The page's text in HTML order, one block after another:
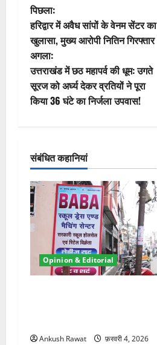
पो
स्ट
ने
वि
न
पिछला:
हरिद्वार में अवैध सांपों के वेनम सेंटर का
खुलासा, मुख्य आरोपी नितिन गिरफ्तार
अगला:
उत्तराखंड में छठ महापर्व की धूम: उगते
सूरज को अर्घ्य देकर व्रतियों ने पूरा
किया 36 घंटे का निर्जला उपवास!
संबंधित कहानियां
Opinion & Editorial
Ankush Rawat फ़रवरी 4, 2026